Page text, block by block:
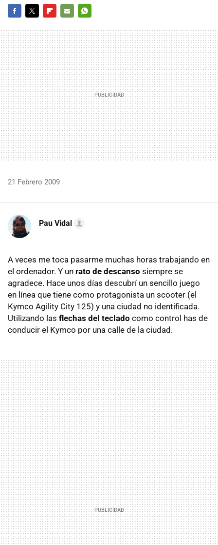
MAIL
21 Febrero 2009
Pau Vidal
A veces me toca pasarme muchas horas trabajando en
el ordenador. Y un rato de descanso siempre se
agradece. Hace unos días descubrí un sencillo juego
en línea que tiene como protagonista un scooter (el
Kymco Agility City 125) y una ciudad no identificada.
Utilizando las flechas del teclado como control has de
conducir el Kymco por una calle de la ciudad.